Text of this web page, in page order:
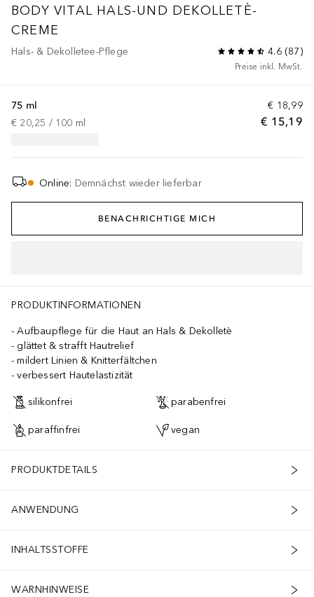
BODY VITAL HALS-UND DEKOLLETÈ-
CREME
Hals- & Dekolletee-Pflege 4.6(87)
Preise inkl. MwSt.
€ 18,99
€ 15,19
75 ml
€ 20,25 / 100 ml
Online: Demnächst wieder lieferbar
BENACHRICHTIGE MICH
PRODUKTINFORMATIONEN
Aufbaupflege für die Haut an Hals & Dekolletè
glättet & strafft Hautrelief
mildert Linien & Knitterfältchen
verbessert Hautelastizität
silikonfrei parabenfrei
paraffinfrei vegan
PRODUKTDETAILS
ANWENDUNG
INHALTSSTOFFE
WARNHINWEISE